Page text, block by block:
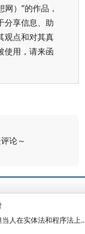
网）”的作品，
分享信息、助
观点和对其真
使用，请来函
论～
张晓茹：再论诉讼担当——以担当